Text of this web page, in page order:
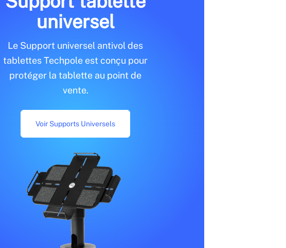
universel
Le Support universel antivol des
tablettes Techpole est conçu pour
protéger la tablette au point de
vente.
Voir Supports Universels